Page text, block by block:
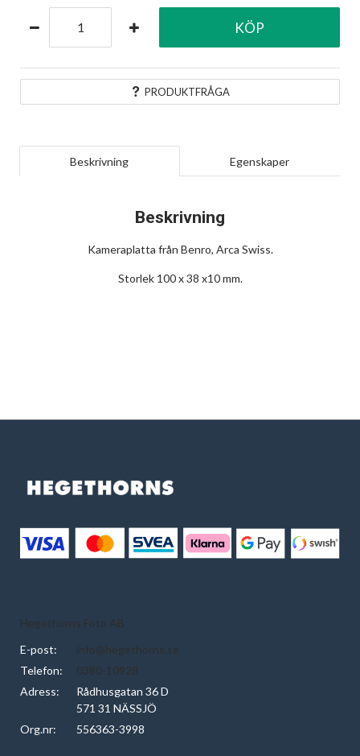
PRODUKTFRÅGA
KÖP
Beskrivning Egenskaper
Beskrivning
Kameraplatta från Benro, Arca Swiss.
Storlek 100 x 38 x10 mm.
Hegethorns Foto AB
E-post:
info@hegethorns.se
Telefon:
0380-10928
Adress:
Rådhusgatan 36 D
571 31 NÄSSJÖ
Org.nr:
556363-3998